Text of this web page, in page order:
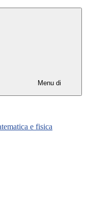
Menu di
e fisica